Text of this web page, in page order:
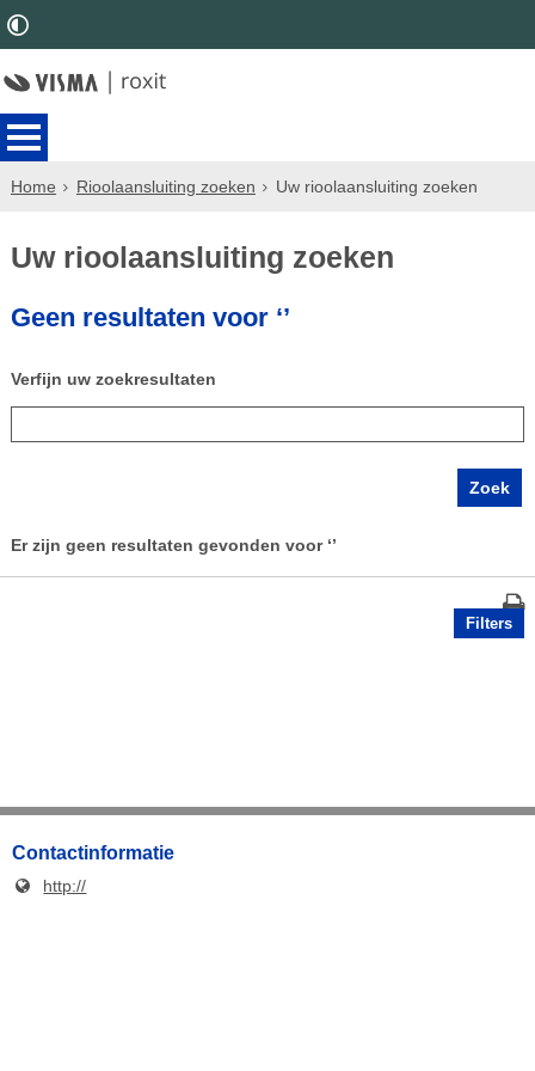
Home Rioolaansluiting zoeken Uw rioolaansluiting zoeken
Uw rioolaansluiting zoeken
Geen resultaten voor ‘’
Verfijn uw zoekresultaten
Er zijn geen resultaten gevonden voor ‘’
Filters
Contactinformatie
http://